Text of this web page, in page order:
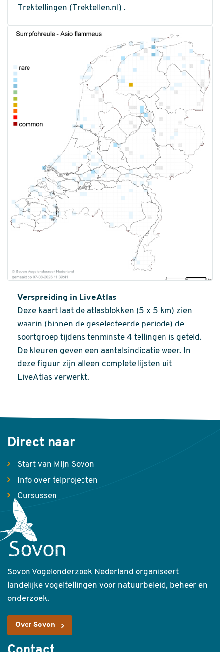
Trektellingen (Trektellen.nl) .
Verspreiding in LiveAtlas
Deze kaart laat de atlasblokken (5 x 5 km) zien
waarin (binnen de geselecteerde periode) de
soortgroep tijdens tenminste 4 tellingen is geteld.
De kleuren geven een aantalsindicatie weer. In
deze figuur zijn alleen complete lijsten uit
LiveAtlas verwerkt.
Direct naar
Start van Mijn Sovon
Info over telprojecten
Cursussen
Sovon Vogelonderzoek Nederland organiseert
landelijke vogeltellingen voor natuurbeleid, beheer en
onderzoek.
Over Sovon